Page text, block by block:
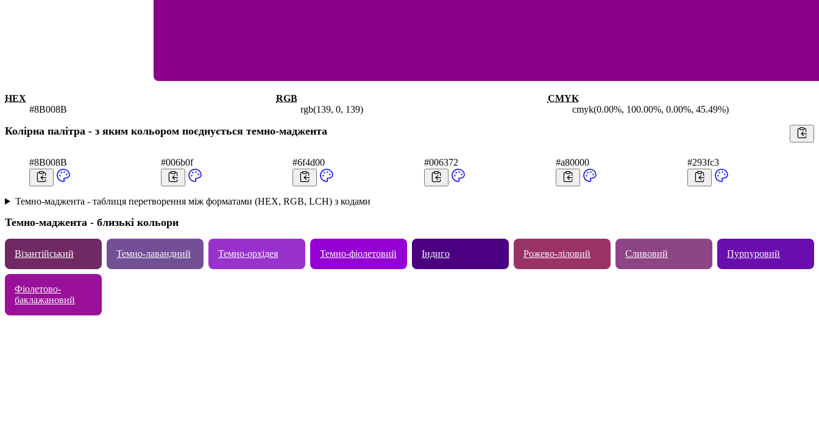
HEX
#8B008B
RGB
rgb(139, 0, 139)
CMYK
cmyk(0.00%, 100.00%, 0.00%, 45.49%)
Колірна палітра - з яким кольором поєднується темно-маджента
#8B008B #006b0f #6f4d00 #006372 #a80000 #293fc3
Темно-маджента - таблиця перетворення між форматами (HEX, RGB, LCH) з кодами
Темно-маджента - близькі кольори
Візантійський Темно-лавандний Темно-oрхідея Темно-фіолетовий Індиго Рожево-ліловий Сливовий Пурпуровий
Фіолетово-
баклажановий